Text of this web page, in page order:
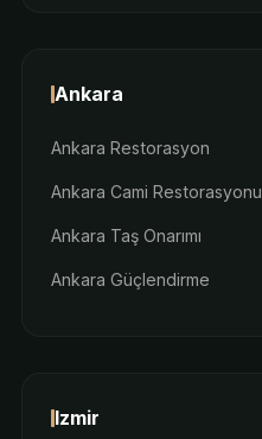
Ankara
Ankara Restorasyon
Ankara Cami Restorasyonu
Ankara Taş Onarımı
Ankara Güçlendirme
Izmir